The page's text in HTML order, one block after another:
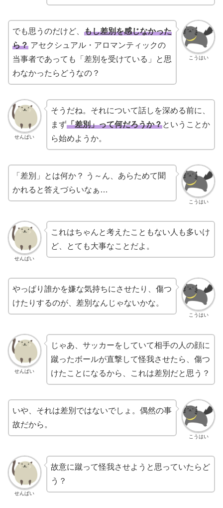
こうはい
でも思うのだけど、 もし差別を感じなかった
ら？ アセクシュアル・アロマンティックの
当事者であっても「差別を受けている」と思
わなかったらどうなの？
せんぱい
そうだね。それについて話しを深める前に、
まず「差別」って何だろうか？ということか
ら始めようか。
こうはい
「差別」とは何か？ う～ん、あらためて聞
かれると答えづらいなぁ…
せんぱい
これはちゃんと考えたこともない人も多いけ
ど、とても大事なことだよ。
こうはい
やっぱり誰かを嫌な気持ちにさせたり、傷つ
けたりするのが、差別なんじゃないかな。
せんぱい
じゃあ、サッカーをしていて相手の人の顔に
蹴ったボールが直撃して怪我させたら、傷つ
けたことになるから、これは差別だと思う？
こうはい
いや、それは差別ではないでしょ。偶然の事
故だから。
せんぱい
故意に蹴って怪我させようと思っていたらど
う？